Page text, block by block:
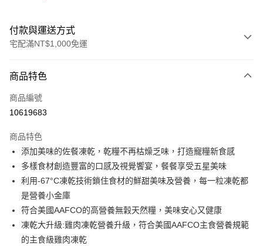
付款與運送方式
宅配滿NT$1,000免運
信用卡一次付款
信用卡分期付款
合作金庫商業銀行
華南商業銀行
彰化商業銀行
上海商業儲蓄銀行
台北富邦商業銀行
國泰世華商業銀行
兆豐國際商業銀行
臺灣中小企業銀行
匯豐（台灣）商業銀行
華泰商業銀行
聯邦商業銀行
遠東國際商業銀行
元大商業銀行
永豐商業銀行
玉山商業銀行
LINE Pay
Apple Pay
街口支付
悠遊付
商品特色
商品編號
10619683
商品特色
添加美味的佐餐凍乾，乾糧不再枯燥乏味，打造寵糧新食感
多樣食材創造豐富的口感及視覺饗宴，餐餐享受五星美味
利用-67°C凍乾技術鎖住食材的鮮甜美味及營養，每一粒凍乾都
是營養小金庫
符合美國AAFCO的高營養無穀天然糧，美味安心又健康
凍乾大升級:雞肉凍乾營養升級，符合美國AAFCO主食營養規範
的主食級雞肉凍乾